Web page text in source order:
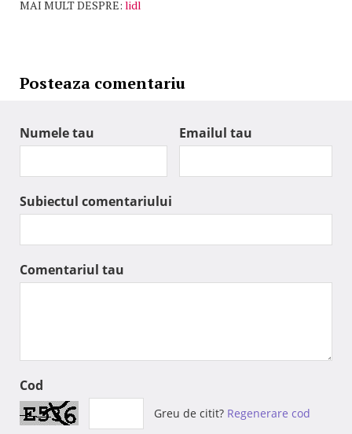
MAI MULT DESPRE: lidl
Posteaza comentariu
Numele tau Emailul tau
Subiectul comentariului
Comentariul tau
Cod
Greu de citit? Regenerare cod